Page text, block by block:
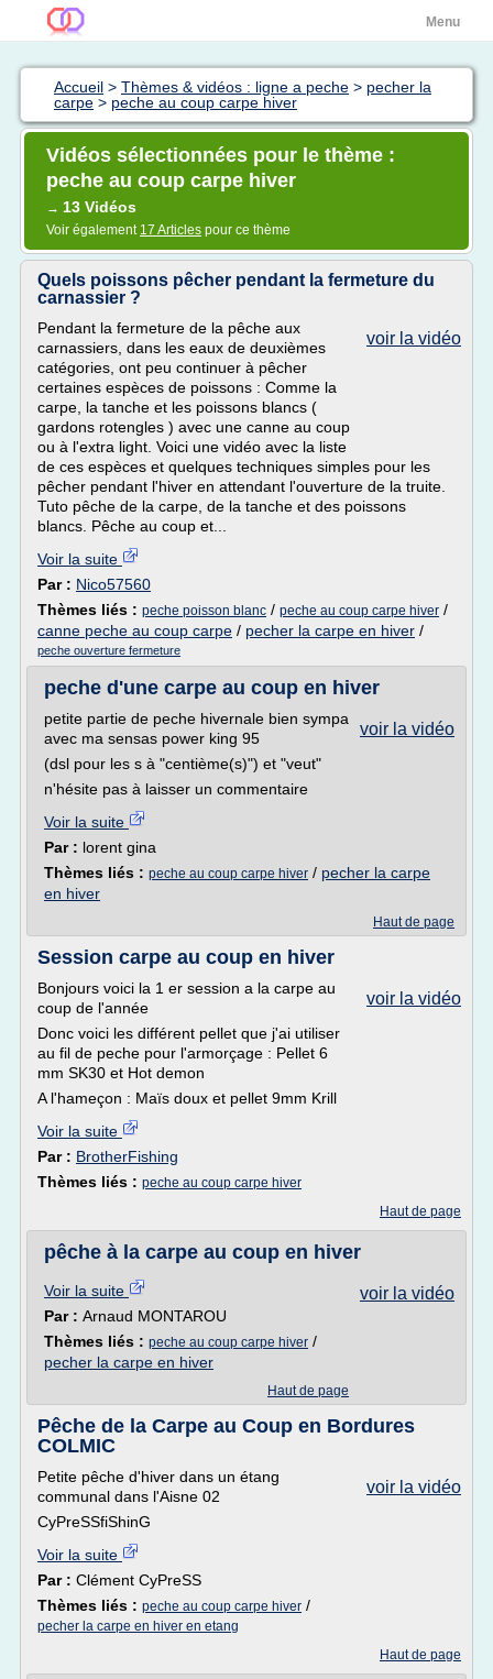
Menu
Accueil > Thèmes & vidéos : ligne a peche > pecher la
carpe > peche au coup carpe hiver
Vidéos sélectionnées pour le thème :
peche au coup carpe hiver
→ 13 Vidéos
Voir également 17 Articles pour ce thème
Quels poissons pêcher pendant la fermeture du
carnassier ?
voir la vidéo
Pendant la fermeture de la pêche aux
carnassiers, dans les eaux de deuxièmes
catégories, ont peu continuer à pêcher
certaines espèces de poissons : Comme la
carpe, la tanche et les poissons blancs (
gardons rotengles ) avec une canne au coup
ou à l'extra light. Voici une vidéo avec la liste
de ces espèces et quelques techniques simples pour les
pêcher pendant l'hiver en attendant l'ouverture de la truite.
Tuto pêche de la carpe, de la tanche et des poissons
blancs. Pêche au coup et...
Voir la suite
Par : Nico57560
Thèmes liés : peche poisson blanc / peche au coup carpe hiver /
canne peche au coup carpe / pecher la carpe en hiver /
peche ouverture fermeture
peche d'une carpe au coup en hiver
voir la vidéo
petite partie de peche hivernale bien sympa
avec ma sensas power king 95
(dsl pour les s à "centième(s)") et "veut"
n'hésite pas à laisser un commentaire
Voir la suite
Par : lorent gina
Thèmes liés : peche au coup carpe hiver / pecher la carpe
en hiver
Haut de page
Session carpe au coup en hiver
voir la vidéo
Bonjours voici la 1 er session a la carpe au
coup de l'année
Donc voici les différent pellet que j'ai utiliser
au fil de peche pour l'armorçage : Pellet 6
mm SK30 et Hot demon
A l'hameçon : Maïs doux et pellet 9mm Krill
Voir la suite
Par : BrotherFishing
Thèmes liés : peche au coup carpe hiver
Haut de page
pêche à la carpe au coup en hiver
voir la vidéo
Voir la suite
Par : Arnaud MONTAROU
Thèmes liés : peche au coup carpe hiver /
pecher la carpe en hiver
Haut de page
Pêche de la Carpe au Coup en Bordures
COLMIC
voir la vidéo
Petite pêche d'hiver dans un étang
communal dans l'Aisne 02
CyPreSSfiShinG
Voir la suite
Par : Clément CyPreSS
Thèmes liés : peche au coup carpe hiver /
pecher la carpe en hiver en etang
Haut de page